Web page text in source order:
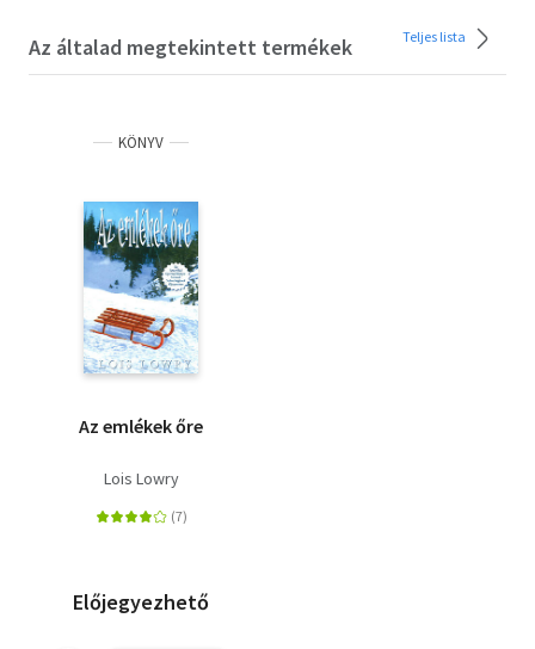
Az általad megtekintett termékek Teljes lista
KÖNYV
Az emlékek őre
Lois Lowry
Előjegyezhető